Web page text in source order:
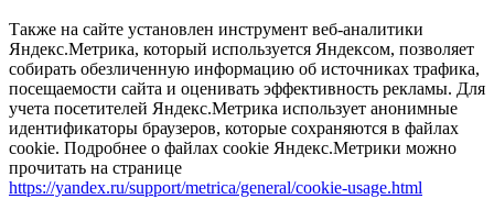
Также на сайте установлен инструмент веб-аналитики
Яндекс.Метрика, который используется Яндексом, позволяет
собирать обезличенную информацию об источниках трафика,
посещаемости сайта и оценивать эффективность рекламы. Для
учета посетителей Яндекс.Метрика использует анонимные
идентификаторы браузеров, которые сохраняются в файлах
cookie. Подробнее о файлах cookie Яндекс.Метрики можно
прочитать на странице
https://yandex.ru/support/metrica/general/cookie-usage.html